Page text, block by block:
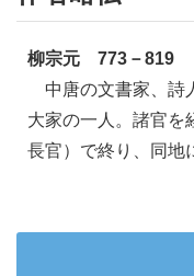
柳宗元 773－819
中唐の文書家、詩
大家の一人。諸官を
長官）で終り、同地